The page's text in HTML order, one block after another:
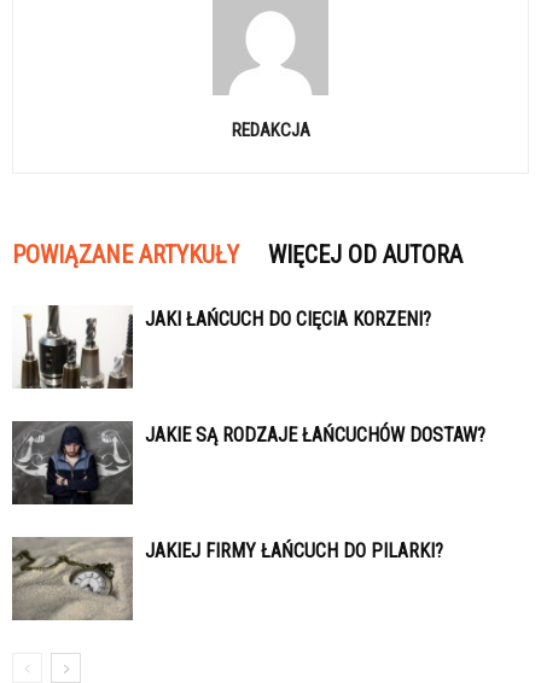
REDAKCJA
POWIĄZANE ARTYKUŁY WIĘCEJ OD AUTORA
JAKI ŁAŃCUCH DO CIĘCIA KORZENI?
JAKIE SĄ RODZAJE ŁAŃCUCHÓW DOSTAW?
JAKIEJ FIRMY ŁAŃCUCH DO PILARKI?